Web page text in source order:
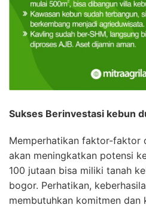
Sukses Berinvestasi kebun
Memperhatikan faktor-faktor
akan meningkatkan potensi
100 jutaan bisa miliki tanah
bogor. Perhatikan,
membutuhkan komitmen dan